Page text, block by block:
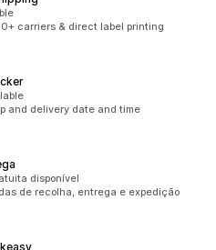
carriers & direct label printing
and delivery date and time
disponível
de recolha, entrega e expedição